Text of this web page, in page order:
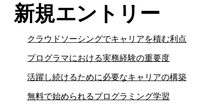
新規エントリー
クラウドソーシングでキャリアを積む利点
プログラマにおける実務経験の重要度
活躍し続けるために必要なキャリアの構築
無料で始められるプログラミング学習